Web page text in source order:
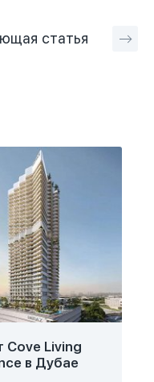
статья
Cove Living
в Дубае